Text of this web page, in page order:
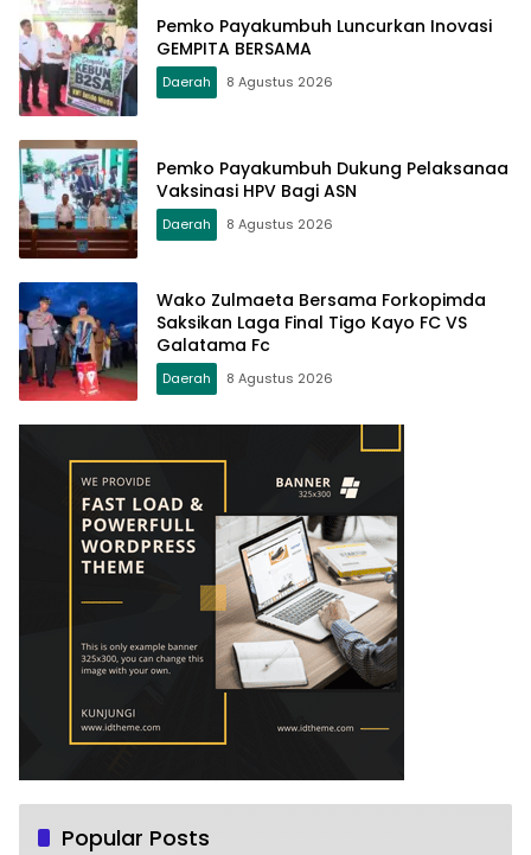
Pemko Payakumbuh Luncurkan Inovasi
GEMPITA BERSAMA
Daerah 8 Agustus 2026
Pemko Payakumbuh Dukung Pelaksanaa
Vaksinasi HPV Bagi ASN
Daerah 8 Agustus 2026
Wako Zulmaeta Bersama Forkopimda
Saksikan Laga Final Tigo Kayo FC VS
Galatama Fc
Daerah 8 Agustus 2026
Popular Posts